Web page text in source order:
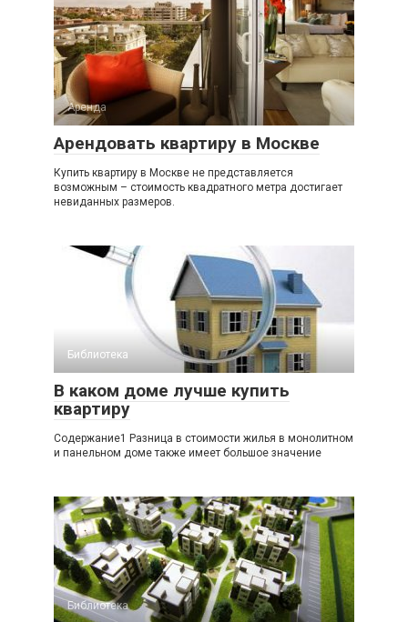
Аренда
Арендовать квартиру в Москве
Купить квартиру в Москве не представляется
возможным – стоимость квадратного метра достигает
невиданных размеров.
Библиотека
В каком доме лучше купить
квартиру
Содержание1 Разница в стоимости жилья в монолитном
и панельном доме также имеет большое значение
Библиотека